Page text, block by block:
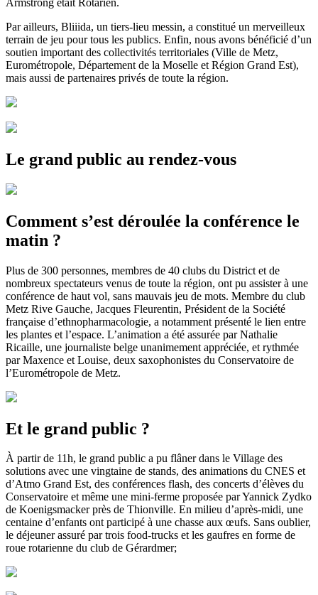
Armstrong était Rotarien.
Par ailleurs, Bliiida, un tiers-lieu messin, a constitué un merveilleux
terrain de jeu pour tous les publics. Enfin, nous avons bénéficié d’un
soutien important des collectivités territoriales (Ville de Metz,
Eurométropole, Département de la Moselle et Région Grand Est),
mais aussi de partenaires privés de toute la région.
Le grand public au rendez-vous
Comment s’est déroulée la conférence le
matin ?
Plus de 300 personnes, membres de 40 clubs du District et de
nombreux spectateurs venus de toute la région, ont pu assister à une
conférence de haut vol, sans mauvais jeu de mots. Membre du club
Metz Rive Gauche, Jacques Fleurentin, Président de la Société
française d’ethnopharmacologie, a notamment présenté le lien entre
les plantes et l’espace. L’animation a été assurée par Nathalie
Ricaille, une journaliste belge unanimement appréciée, et rythmée
par Maxence et Louise, deux saxophonistes du Conservatoire de
l’Eurométropole de Metz.
Et le grand public ?
À partir de 11h, le grand public a pu flâner dans le Village des
solutions avec une vingtaine de stands, des animations du CNES et
d’Atmo Grand Est, des conférences flash, des concerts d’élèves du
Conservatoire et même une mini-ferme proposée par Yannick Zydko
de Koenigsmacker près de Thionville. En milieu d’après-midi, une
centaine d’enfants ont participé à une chasse aux œufs. Sans oublier,
le déjeuner assuré par trois food-trucks et les gaufres en forme de
roue rotarienne du club de Gérardmer;